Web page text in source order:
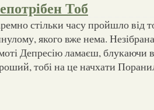
Тоб
стільки часу пройшло від
якого вже нема.
Депресію ламаєш, блукаючи
тобі на це начхати